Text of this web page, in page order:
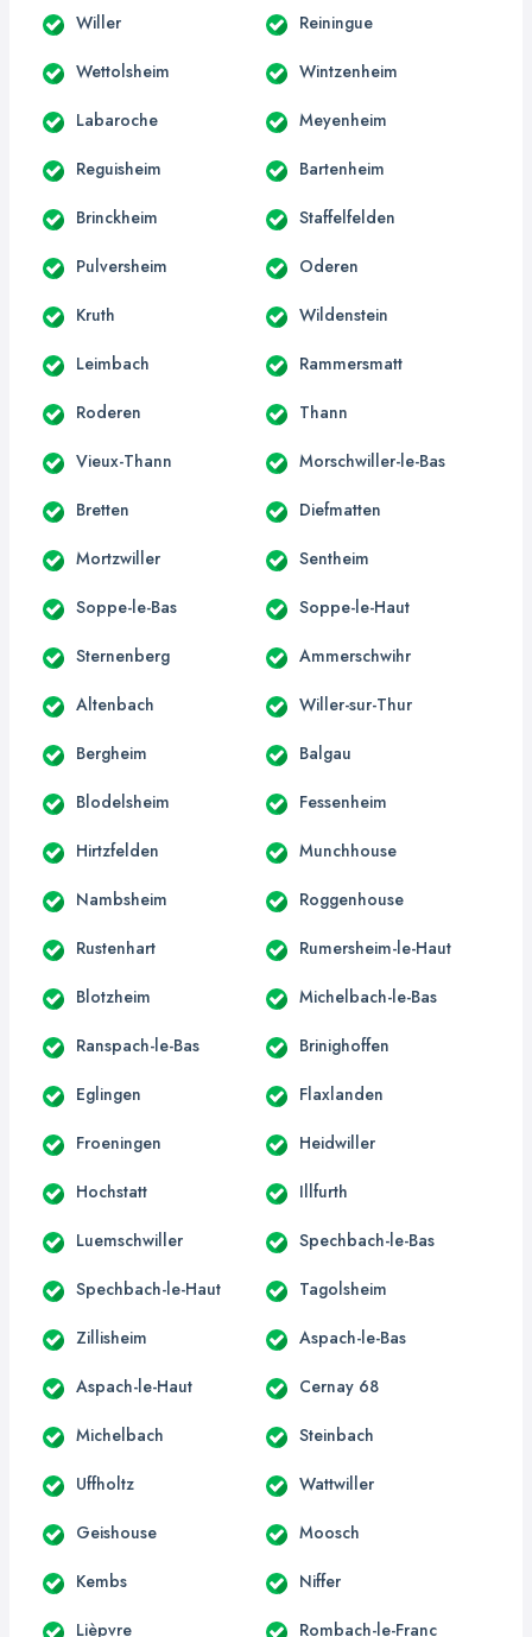
Willer Reiningue
Wettolsheim Wintzenheim
Labaroche Meyenheim
Reguisheim Bartenheim
Brinckheim Staffelfelden
Pulversheim Oderen
Kruth Wildenstein
Leimbach Rammersmatt
Roderen Thann
Vieux-Thann Morschwiller-le-Bas
Bretten Diefmatten
Mortzwiller Sentheim
Soppe-le-Bas Soppe-le-Haut
Sternenberg Ammerschwihr
Altenbach Willer-sur-Thur
Bergheim Balgau
Blodelsheim Fessenheim
Hirtzfelden Munchhouse
Nambsheim Roggenhouse
Rustenhart Rumersheim-le-Haut
Blotzheim Michelbach-le-Bas
Ranspach-le-Bas Brinighoffen
Eglingen Flaxlanden
Froeningen Heidwiller
Hochstatt Illfurth
Luemschwiller Spechbach-le-Bas
Spechbach-le-Haut Tagolsheim
Zillisheim Aspach-le-Bas
Aspach-le-Haut Cernay 68
Michelbach Steinbach
Uffholtz Wattwiller
Geishouse Moosch
Kembs Niffer
Lièpvre Rombach-le-Franc